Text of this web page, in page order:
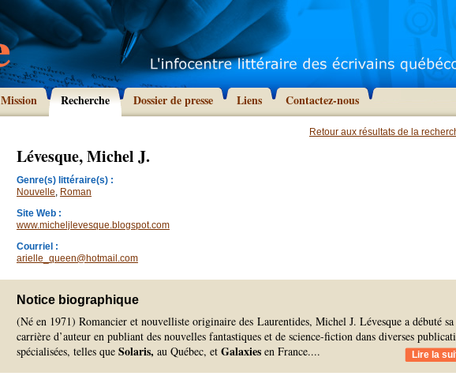
Mission Recherche Dossier de presse Liens Contactez-nous
Retour aux résultats de la
Lévesque, Michel J.
Genre(s) littéraire(s) :
Nouvelle, Roman
Site Web :
www.micheljlevesque.blogspot.com
Courriel :
arielle_queen@hotmail.com
Notice biographique
(Né en 1971) Romancier et nouvelliste originaire des Laurentides, Michel J. Lévesque a débuté sa
carrière d’auteur en publiant des nouvelles fantastiques et de science-fiction dans diverses
spécialisées, telles que Solaris, au Québec, et Galaxies en France.... Lire la